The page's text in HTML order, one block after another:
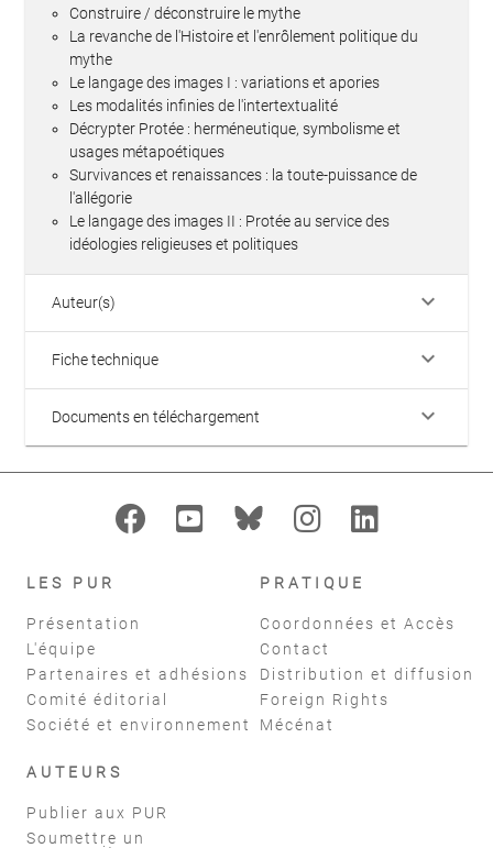
Construire / déconstruire le mythe
La revanche de l'Histoire et l'enrôlement politique du
mythe
Le langage des images I : variations et apories
Les modalités infinies de l'intertextualité
Décrypter Protée : herméneutique, symbolisme et
usages métapoétiques
Survivances et renaissances : la toute-puissance de
l'allégorie
Le langage des images II : Protée au service des
idéologies religieuses et politiques
Auteur(s) keyboard_arrow_down
Fiche technique keyboard_arrow_down
Documents en téléchargement keyboard_arrow_down
LES PUR
Présentation
L'équipe
Partenaires et adhésions
Comité éditorial
Société et environnement
PRATIQUE
Coordonnées et Accès
Contact
Distribution et diffusion
Foreign Rights
Mécénat
AUTEURS
Publier aux PUR
Soumettre un